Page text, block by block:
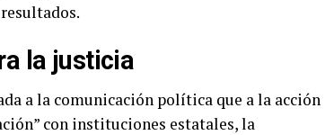
la justicia
a la comunicación política que a la acción
con instituciones estatales, la